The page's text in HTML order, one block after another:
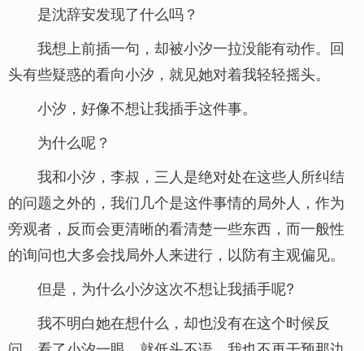
是沈辞安发现了什么吗？
我想上前插一句，却被小汐一拉没能有动作。回
头有些疑惑的看向小汐，就见她对着我轻轻摇头。
小汐，好像不想让我插手这件事。
为什么呢？
我和小汐，李叔，三人是绝对处在这些人所纠结
的问题之外的，我们几个是这件事情的局外人，作为
旁观者，反而会更清晰的看清楚一些东西，而一般性
的询问也大多会找局外人来进行，以防有主观偏见。
但是，为什么小汐这次不想让我插手呢?
我不明白她在想什么，却也没有在这个时候反